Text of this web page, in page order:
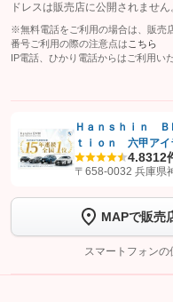
ドレスは販売店に公開されません
※無料電話をご利用の場合は、販売
番号ご利用の際の注意点は こちら
IP電話、ひかり電話からはご利用い
【STEP1】認証画面でグーネッ
します
【STEP2】 トーク画面で
完了してください。
Ｈａｎｓｈｉｎ
ｔｉｏｎ 六甲アイ
4.8312
〒658-0032 兵庫県
MAPで販売
スマートフォン